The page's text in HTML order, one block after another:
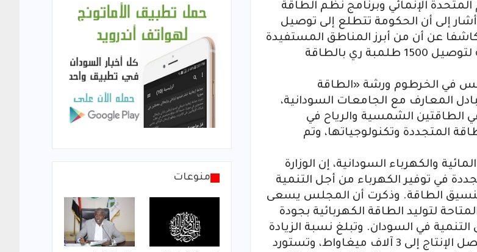
الإنمائي وبرنامج نظم الطاقة
إلى أن الحكومة تتطلع إلى توصيل
عن أن من أبرز المناطق المستفيدة
دنقلا ونيالا والبحر الأحمر، كما تعمل الحكومة على خطة لتوصيل 1500 طلمبة ري بالطاقة
أمس في الخرطوم ورشة «الطاقة
المعارف مع الجامعات السودانية،
الطاقتين الشمسية والرياح في
المتجددة وتكنولوجياتها، وتم
والكهرباء السودانية، إن الوزارة
في توفير الكهرباء من أجل التنمية
الطاقة. وذكرت أن المجلس يسعى
لتوليد الطاقة الكهربائية بجودة
في السودان. وتبلغ نسبة الزيادة
على طلب الكهرباء في السودان 14 في المائة سنويا، ويصل الإنتاج إلى 3 آلاف ميغاواط، وتستورد
منوعات